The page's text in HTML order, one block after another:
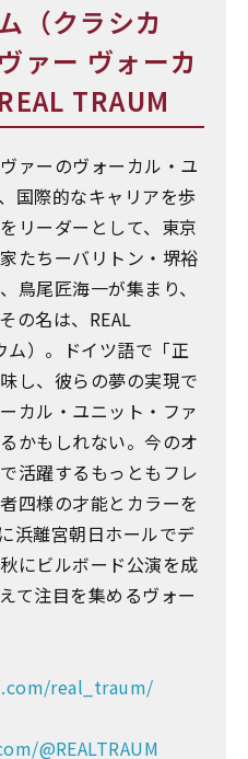
（クラシカ
ァー ヴォーカ
TRAUM
ァーのヴォーカル・ユ
国際的なキャリアを歩
リーダーとして、東京
たちーバリトン・堺裕
鳥尾匠海一が集まり、
の名は、REAL
ム）。ドイツ語で「正
し、彼らの夢の実現で
カル・ユニット・ファ
かもしれない。今のオ
活躍するもっともフレ
四様の才能とカラーを
浜離宮朝日ホールでデ
にビルボード公演を成
て注目を集めるヴォー
real_traum/
@REALTRAUM